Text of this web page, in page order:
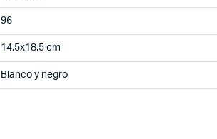
96
14.5x18.5 cm
Blanco y negro